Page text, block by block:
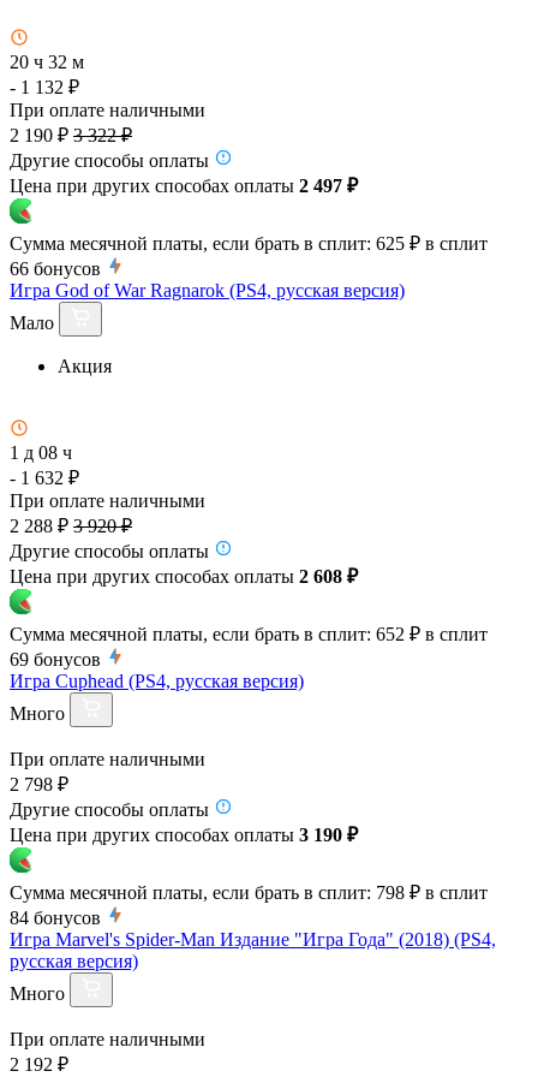
20 ч 32 м
- 1 132 ₽
При оплате наличными
2 190 ₽ 3 322 ₽
Другие способы оплаты
Цена при других способах оплаты 2 497 ₽
Сумма месячной платы, если брать в сплит: 625 ₽ в сплит
66 бонусов
Игра God of War Ragnarok (PS4, русская версия)
Мало
Акция
1 д 08 ч
- 1 632 ₽
При оплате наличными
2 288 ₽ 3 920 ₽
Другие способы оплаты
Цена при других способах оплаты 2 608 ₽
Сумма месячной платы, если брать в сплит: 652 ₽ в сплит
69 бонусов
Игра Cuphead (PS4, русская версия)
Много
При оплате наличными
2 798 ₽
Другие способы оплаты
Цена при других способах оплаты 3 190 ₽
Сумма месячной платы, если брать в сплит: 798 ₽ в сплит
84 бонусов
Игра Marvel's Spider-Man Издание "Игра Года" (2018) (PS4,
русская версия)
Много
При оплате наличными
2 192 ₽